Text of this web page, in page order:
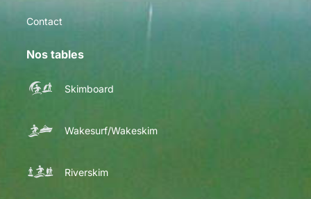
Contact
Nos tables
Skimboard
Wakesurf/Wakeskim
Riverskim